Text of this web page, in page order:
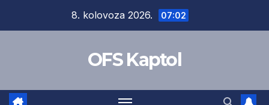
8. kolovoza 2026. 07:02
OFS Kaptol